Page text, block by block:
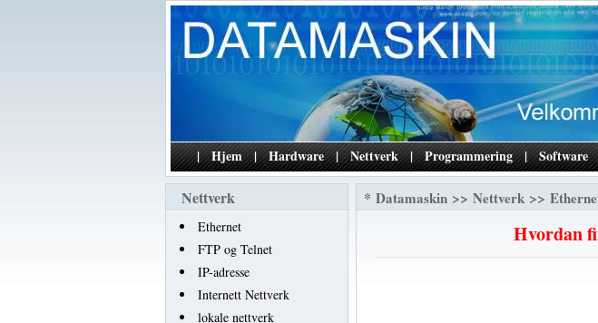
| Hjem | Hardware | Nettverk | Programmering | Software
Nettverk
Ethernet
FTP og Telnet
IP-adresse
Internett Nettverk
lokale nettverk
* Datamaskin >> Nettverk >>
Hvordan